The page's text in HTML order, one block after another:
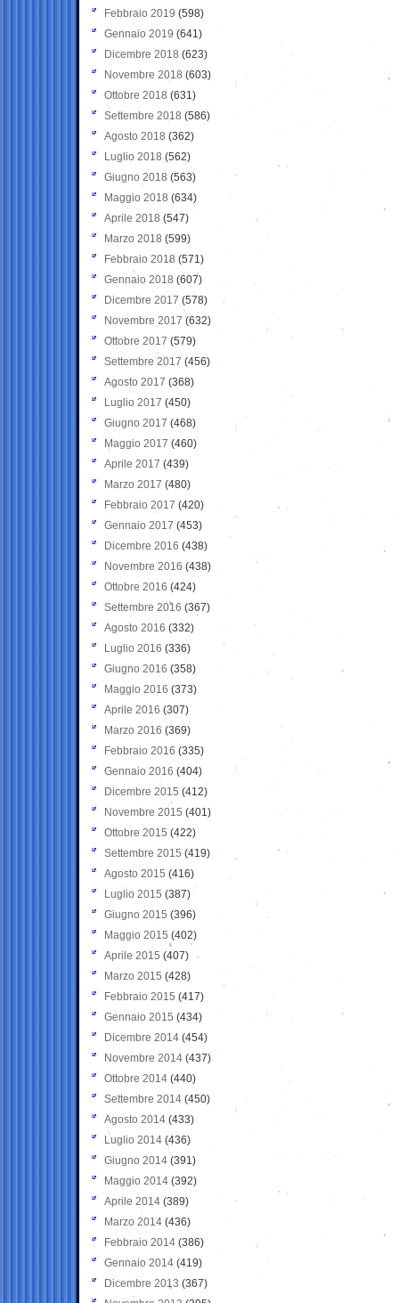
Febbraio 2019 (598)
Gennaio 2019 (641)
Dicembre 2018 (623)
Novembre 2018 (603)
Ottobre 2018 (631)
Settembre 2018 (586)
Agosto 2018 (362)
Luglio 2018 (562)
Giugno 2018 (563)
Maggio 2018 (634)
Aprile 2018 (547)
Marzo 2018 (599)
Febbraio 2018 (571)
Gennaio 2018 (607)
Dicembre 2017 (578)
Novembre 2017 (632)
Ottobre 2017 (579)
Settembre 2017 (456)
Agosto 2017 (368)
Luglio 2017 (450)
Giugno 2017 (468)
Maggio 2017 (460)
Aprile 2017 (439)
Marzo 2017 (480)
Febbraio 2017 (420)
Gennaio 2017 (453)
Dicembre 2016 (438)
Novembre 2016 (438)
Ottobre 2016 (424)
Settembre 2016 (367)
Agosto 2016 (332)
Luglio 2016 (336)
Giugno 2016 (358)
Maggio 2016 (373)
Aprile 2016 (307)
Marzo 2016 (369)
Febbraio 2016 (335)
Gennaio 2016 (404)
Dicembre 2015 (412)
Novembre 2015 (401)
Ottobre 2015 (422)
Settembre 2015 (419)
Agosto 2015 (416)
Luglio 2015 (387)
Giugno 2015 (396)
Maggio 2015 (402)
Aprile 2015 (407)
Marzo 2015 (428)
Febbraio 2015 (417)
Gennaio 2015 (434)
Dicembre 2014 (454)
Novembre 2014 (437)
Ottobre 2014 (440)
Settembre 2014 (450)
Agosto 2014 (433)
Luglio 2014 (436)
Giugno 2014 (391)
Maggio 2014 (392)
Aprile 2014 (389)
Marzo 2014 (436)
Febbraio 2014 (386)
Gennaio 2014 (419)
Dicembre 2013 (367)